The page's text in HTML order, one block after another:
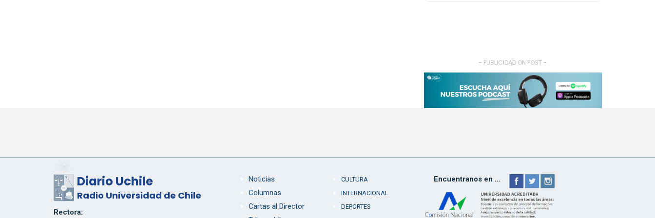
- PUBLICIDAD ON POST -
Diario Uchile
Radio Universidad de Chile
Rectora:
Noticias
Columnas
Cartas al Director
CULTURA
INTERNACIONAL
DEPORTES
Encuentranos en ...